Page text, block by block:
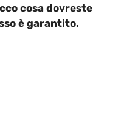
cosa dovreste
è garantito.